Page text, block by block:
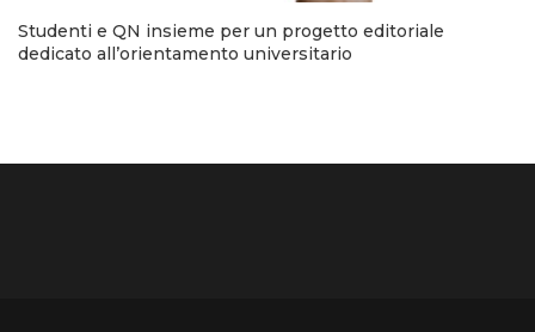
Studenti e QN insieme per un progetto editoriale
dedicato all’orientamento universitario